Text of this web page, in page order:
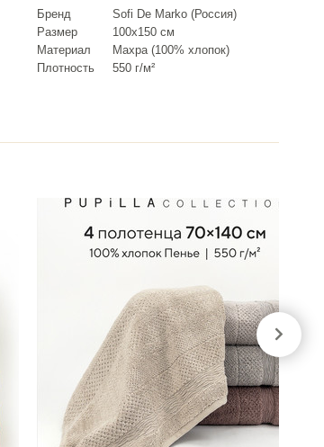
Бренд
Sofi De Marko (Россия)
Размер
100х150 см
Материал
Махра (100% хлопок)
Плотность
550 г/м²